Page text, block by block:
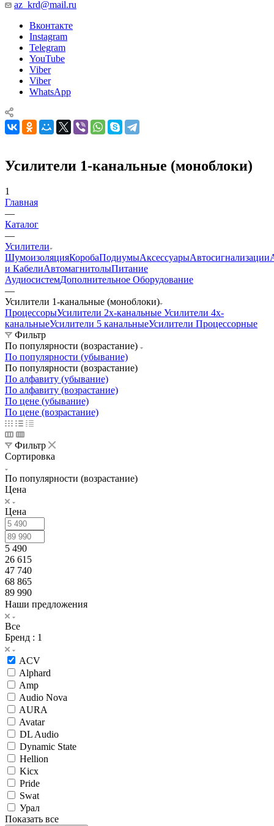
az_krd@mail.ru
Вконтакте
Instagram
Telegram
YouTube
Viber
Viber
WhatsApp
Усилители 1-канальные (моноблоки)
1
Главная
—
Каталог
—
Усилители
ШумоизоляцияКоробаПодиумыАксессуарыАвтосигнализации
и КабелиАвтомагнитолыПитание
АудиосистемДополнительное Оборудование
—
Усилители 1-канальные (моноблоки)
ПроцессорыУсилители 2х-канальные Усилители 4х-
канальныеУсилители 5 канальныеУсилители Процессорные
Фильтр
По популярности (возрастание)
По популярности (убывание)
По популярности (возрастание)
По алфавиту (убывание)
По алфавиту (возрастание)
По цене (убывание)
По цене (возрастание)
Фильтр
Сортировка
По популярности (возрастание)
Цена
Цена
5 490
26 615
47 740
68 865
89 990
Наши предложения
Все
Бренд : 1
ACV
Alphard
Amp
Audio Nova
AURA
Avatar
DL Audio
Dynamic State
Hellion
Kicx
Pride
Swat
Урал
Показать все